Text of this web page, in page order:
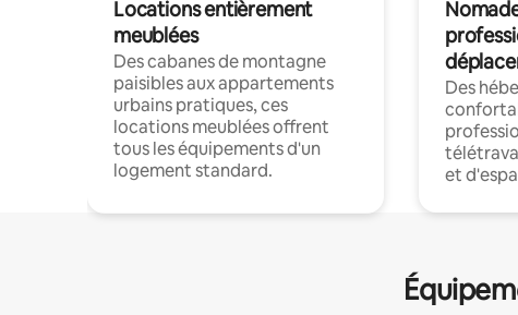
Locations entièrement
meublées
Des cabanes de montagne
paisibles aux appartements
urbains pratiques, ces
locations meublées offrent
tous les équipements d'un
logement standard.
Des
et